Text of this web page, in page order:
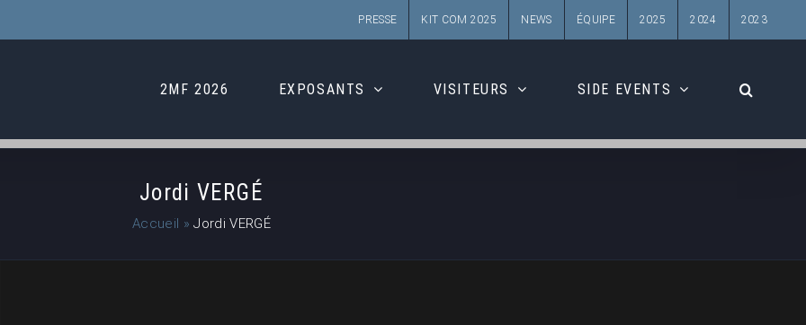
PRESSE KIT COM 2025 NEWS ÉQUIPE 2025 2024 2023
2MF 2026 EXPOSANTS VISITEURS SIDE EVENTS
Jordi VERGÉ
Accueil »Jordi VERGÉ